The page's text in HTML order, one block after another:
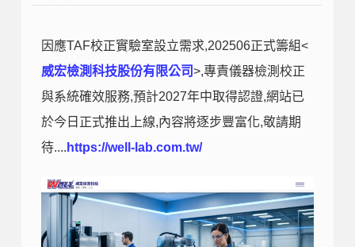
因應TAF校正實驗室設立需求,202506正式籌組<
威宏檢測科技股份有限公司>,專責儀器檢測校正
與系統確效服務,預計2027年中取得認證,網站已
於今日正式推出上線,內容將逐步豐富化,敬請期
待.... https://well-lab.com.tw/